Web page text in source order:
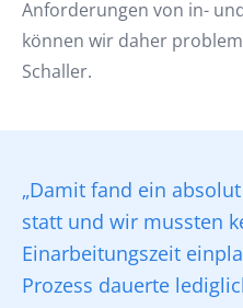
Anforderungen von in-
können wir daher
Schaller.
„Damit fand ein
statt und wir mussten
Einarbeitungszeit
Prozess dauerte